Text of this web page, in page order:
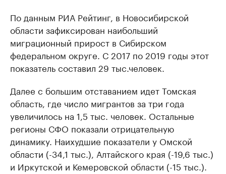
По данным РИА Рейтинг, в Новосибирской
области зафиксирован наибольший
миграционный прирост в Сибирском
федеральном округе. С 2017 по 2019 годы этот
показатель составил 29 тыс.человек.
Далее с большим отставанием идет Томская
область, где число мигрантов за три года
увеличилось на 1,5 тыс. человек. Остальные
регионы СФО показали отрицательную
динамику. Наихудшие показатели у Омской
области (-34,1 тыс.), Алтайского края (-19,6 тыс.)
и Иркутской и Кемеровской области (-15 тыс.).